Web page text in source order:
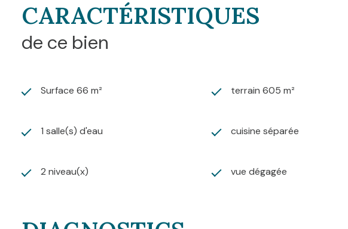
CARACTÉRISTIQUES
de ce bien
Surface 66 m² terrain 605 m²
1 salle(s) d'eau cuisine séparée
2 niveau(x) vue dégagée